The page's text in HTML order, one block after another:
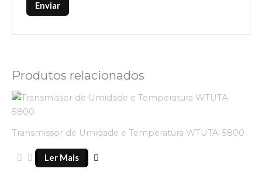
Produtos relacionados
Transmissor de Umidade e Temperatura WTUTA-5800
Ler Mais